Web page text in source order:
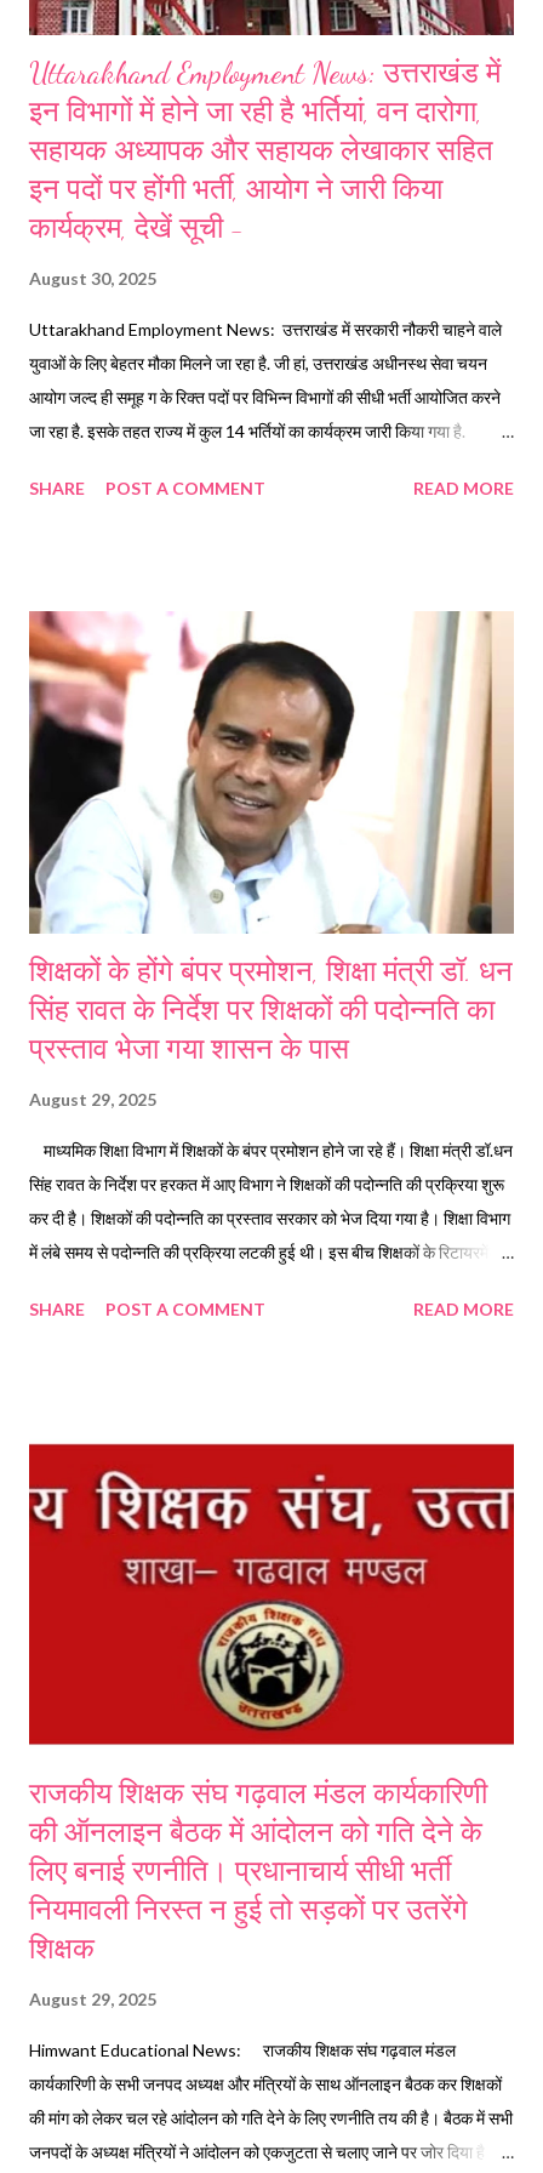
Uttarakhand Employment News: उत्तराखंड में
इन विभागों में होने जा रही है भर्तियां, वन दारोगा,
सहायक अध्यापक और सहायक लेखाकार सहित
इन पदों पर होंगी भर्ती, आयोग ने जारी किया
कार्यक्रम, देखें सूची -
August 30, 2025
Uttarakhand Employment News: उत्तराखंड में सरकारी नौकरी चाहने वाले
युवाओं के लिए बेहतर मौका मिलने जा रहा है. जी हां, उत्तराखंड अधीनस्थ सेवा चयन
आयोग जल्द ही समूह ग के रिक्त पदों पर विभिन्न विभागों की सीधी भर्ती आयोजित करने
जा रहा है. इसके तहत राज्य में कुल 14 भर्तियों का कार्यक्रम जारी किया गया है.
वार्षिक परीक्षा कैलेंडर जारी किया है. इसके तहत युवाओं के पास विभिन्न विभागों में समूह
सेवा चयन आयोग ने कुल 14 परीक्षाओं की सूची वार्षिक कैलेंडर में निकाली है. इसमें वन
दारोगा के 124 पदों पर भर्ती की जानकारी दी गई है जिसके लिए 28 अक्टूबर प्रस्तावित
परीक्षा तारीख बताई गई है. इसी तरह सहायक लेखाकार, सहायक समीक्षा अधिकारी और
वैयक्तिक सहायक की परीक्षा की भी जानकारी दी गई है. इसके लिए 17 नवंबर ...
SHARE POST A COMMENT READ MORE
शिक्षकों के होंगे बंपर प्रमोशन, शिक्षा मंत्री डॉ. धन
सिंह रावत के निर्देश पर शिक्षकों की पदोन्नति का
प्रस्ताव भेजा गया शासन के पास
August 29, 2025
माध्यमिक शिक्षा विभाग में शिक्षकों के बंपर प्रमोशन होने जा रहे हैं। शिक्षा मंत्री डॉ.धन
सिंह रावत के निर्देश पर हरकत में आए विभाग ने शिक्षकों की पदोन्नति की प्रक्रिया शुरू
कर दी है। शिक्षकों की पदोन्नति का प्रस्ताव सरकार को भेज दिया गया है। शिक्षा विभाग
में लंबे समय से पदोन्नति की प्रक्रिया लटकी हुई थी। इस बीच शिक्षकों के रिटायरमेंट से
नियुक्ति की प्रक्रिया भी शुरू नहीं हो पा रही थी। वहीं, वरिष्ठता विवाद के प्रकरण
एलटी से प्रवक्ता और प्रधानाध्यापक के पदों पर पदोन्नति का प्रस्ताव अनुमोदन के लिए
भेजा गया है। अनुमोदन मिलते ही पदोन्नति सूची जारी कर दी जाएगी। पदोन्नति का सीधा
SHARE POST A COMMENT READ MORE
राजकीय शिक्षक संघ गढ़वाल मंडल कार्यकारिणी
की ऑनलाइन बैठक में आंदोलन को गति देने के
लिए बनाई रणनीति। प्रधानाचार्य सीधी भर्ती
नियमावली निरस्त न हुई तो सड़कों पर उतरेंगे
शिक्षक
August 29, 2025
Himwant Educational News: राजकीय शिक्षक संघ गढ़वाल मंडल
कार्यकारिणी के सभी जनपद अध्यक्ष और मंत्रियों के साथ ऑनलाइन बैठक कर शिक्षकों
की मांग को लेकर चल रहे आंदोलन को गति देने के लिए रणनीति तय की है। बैठक में सभी
जनपदों के अध्यक्ष मंत्रियों ने आंदोलन को एकजुटता से चलाए जाने पर जोर दिया है।